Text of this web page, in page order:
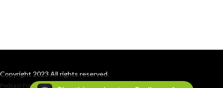
Copyright 2023 All rights reserved.
Podcast Powered By Podbean